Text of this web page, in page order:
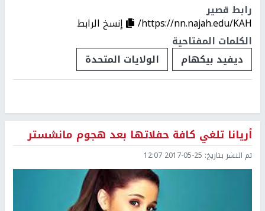
رابط قصير
https://nn.najah.edu/KAH/
إنسخ الرابط
الكلمات المفتاحية
ديفيد بيكهام
الولايات المتحدة
أريانا تلغي كافة حفلاتها بعد هجوم مانشستر
تم النشر بتاريخ: 2017-05-25 12:07